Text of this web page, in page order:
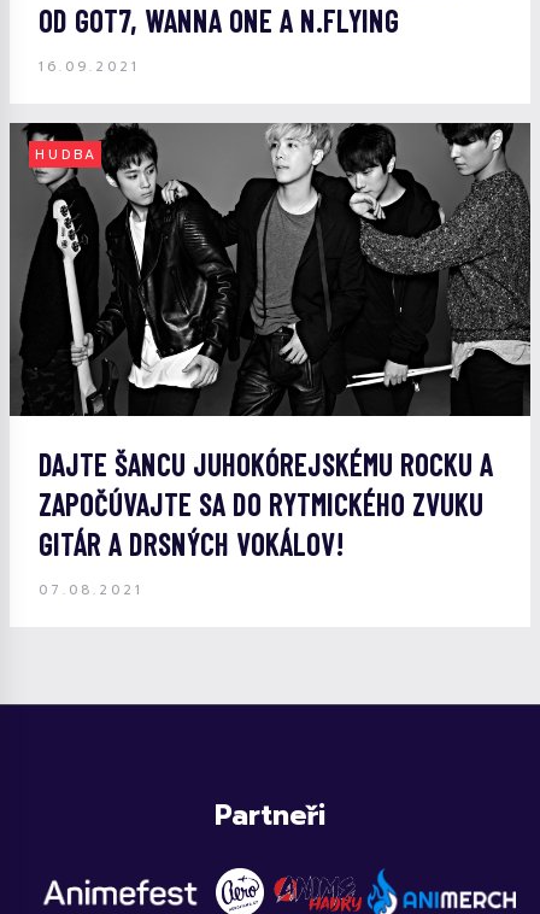
OD GOT7, WANNA ONE A N.FLYING
16.09.2021
HUDBA
DAJTE ŠANCU JUHOKÓREJSKÉMU ROCKU A
ZAPOČÚVAJTE SA DO RYTMICKÉHO ZVUKU
GITÁR A DRSNÝCH VOKÁLOV!
07.08.2021
Partneři